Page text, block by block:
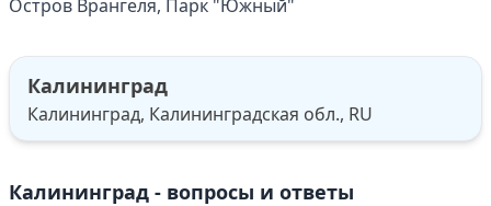
Остров Врангеля, Парк "Южный"
Калининград
Калининград, Калининградская обл., RU
Калининград - вопросы и ответы